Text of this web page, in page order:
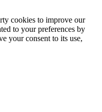
cookies to improve our
to your preferences by
your consent to its use,